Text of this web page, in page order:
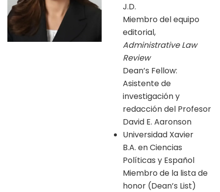
J.D.
Miembro del equipo
editorial,
Administrative Law
Review
Dean’s Fellow:
Asistente de
investigación y
redacción del Profesor
David E. Aaronson
Universidad Xavier
B.A. en Ciencias
Políticas y Español
Miembro de la lista de
honor (Dean’s List)